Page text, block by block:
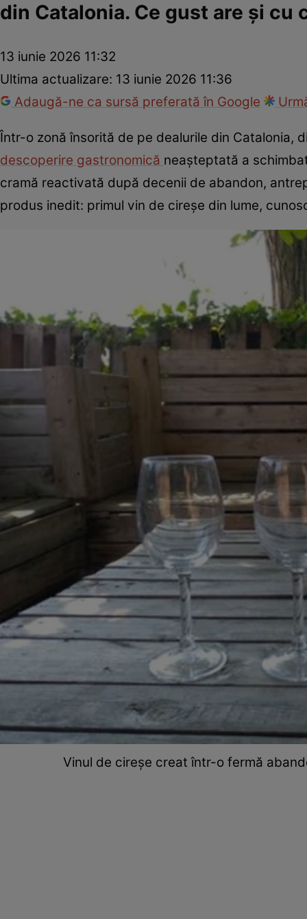
din Catalonia. Ce gust are și cu
13 iunie 2026 11:32
Ultima actualizare: 13 iunie 2026 11:36
Adaugă-ne ca sursă preferată în Google
Într-o zonă însorită de pe dealurile din Catalonia,
descoperire gastronomică neașteptată a
cramă reactivată după decenii de abandon,
produs inedit: primul vin de cireșe din lume,
Vinul de cireșe creat într-o fermă